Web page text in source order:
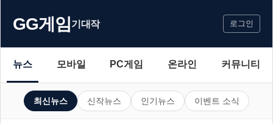
GG게임기대작 로그인
뉴스 모바일 PC게임 온라인 커뮤니티
최신뉴스 신작뉴스 인기뉴스 이벤트 소식